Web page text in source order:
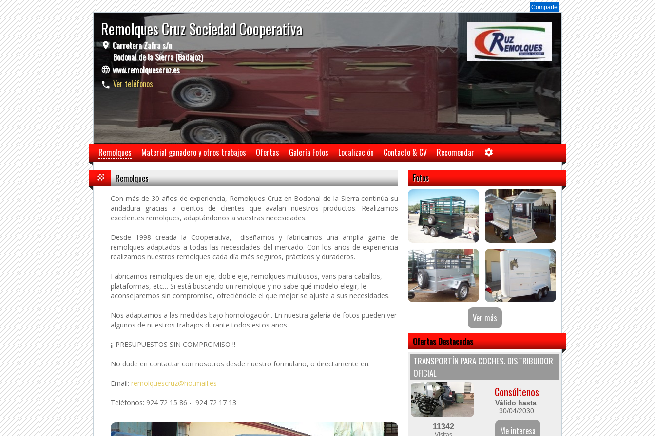
Comparte
Remolques Cruz Sociedad Cooperativa
Carretera Zafra s/n
Bodonal de la Sierra (Badajoz)
www.remolquescruz.es
Ver teléfonos
Remolques Material ganadero y otros trabajos Ofertas Galería Fotos Localización Contacto & CV Recomendar
Remolques
Con más de 30 años de experiencia, Remolques Cruz en Bodonal de la Sierra continúa su
andadura gracias a cientos de clientes que avalan nuestros productos. Realizamos
excelentes remolques, adaptándonos a vuestras necesidades.
Desde 1998 creada la Cooperativa, diseñamos y fabricamos una amplia gama de
remolques adaptados a todas las necesidades del mercado. Con los años de experiencia
realizamos nuestros remolques cada día más seguros, prácticos y duraderos.
Fabricamos remolques de un eje, doble eje, remolques multiusos, vans para caballos,
plataformas, etc… Si está buscando un remolque y no sabe qué modelo elegir, le
aconsejaremos sin compromiso, ofreciéndole el que mejor se ajuste a sus necesidades.
Nos adaptamos a las medidas bajo homologación. En nuestra galería de fotos pueden ver
algunos de nuestros trabajos durante todos estos años.
¡¡ PRESUPUESTOS SIN COMPROMISO !!
No dude en contactar con nosotros desde nuestro formulario, o directamente en:
Email: remolquescruz@hotmail.es
Teléfonos: 924 72 15 86 - 924 72 17 13
Fotos
Ofertas Destacadas
TRANSPORTÍN PARA COCHES. DISTRIBUIDOR
OFICIAL
Consúltenos
Válido hasta:
30/04/2030
11342
Visitas